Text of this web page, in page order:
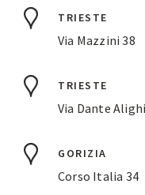
TRIESTE
Via Mazzini 38
TRIESTE
Via Dante
GORIZIA
Corso Italia 34